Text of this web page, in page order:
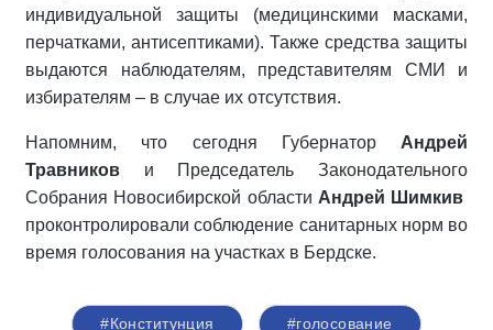
индивидуальной защиты (медицинскими масками,
перчатками, антисептиками). Также средства защиты
выдаются наблюдателям, представителям СМИ и
избирателям – в случае их отсутствия.
Напомним, что сегодня Губернатор Андрей
Травников и Председатель Законодательного
Собрания Новосибирской области Андрей Шимкив
проконтролировали соблюдение санитарных норм во
время голосования на участках в Бердске.
#Конститунция #голосование